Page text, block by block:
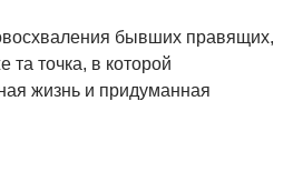
бывших правящих,
та точка, в которой
жизнь и придуманная